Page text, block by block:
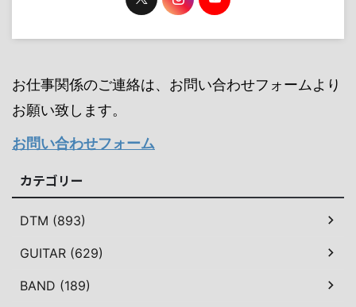
お仕事関係のご連絡は、お問い合わせフォームより
お願い致します。
お問い合わせフォーム
カテゴリー
DTM (893)
GUITAR (629)
BAND (189)